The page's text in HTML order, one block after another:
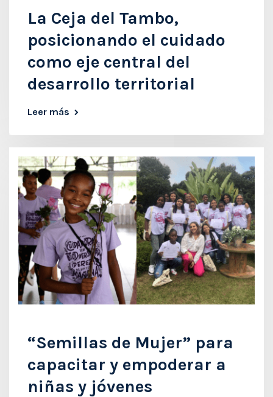
La Ceja del Tambo,
posicionando el cuidado
como eje central del
desarrollo territorial
Leer más
“Semillas de Mujer” para
capacitar y empoderar a
niñas y jóvenes